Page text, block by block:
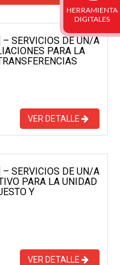
SERVICIOS DE UN/A
PARA LA
VER DETALLE
SERVICIOS DE UN/A
PARA LA UNIDAD
Y
VER DETALLE
HERRAMIENTA
DIGITALES